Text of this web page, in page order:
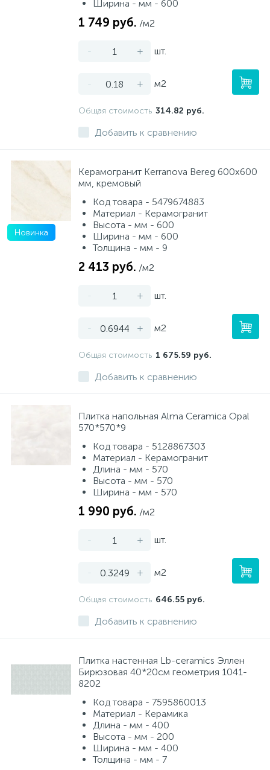
Ширина - мм - 600
1 749 руб. /м2
- + шт.
- + м2
Общая стоимость 314.82 руб.
Добавить к сравнению
Новинка
Керамогранит Kerranova Bereg 600x600
мм, кремовый
Код товара - 5479674883
Материал - Керамогранит
Высота - мм - 600
Ширина - мм - 600
Толщина - мм - 9
2 413 руб. /м2
- + шт.
- + м2
Общая стоимость 1 675.59 руб.
Добавить к сравнению
Плитка напольная Alma Ceramica Opal
570*570*9
Код товара - 5128867303
Материал - Керамогранит
Длина - мм - 570
Высота - мм - 570
Ширина - мм - 570
1 990 руб. /м2
- + шт.
- + м2
Общая стоимость 646.55 руб.
Добавить к сравнению
Плитка настенная Lb-ceramics Эллен
Бирюзовая 40*20см геометрия 1041-
8202
Код товара - 7595860013
Материал - Керамика
Длина - мм - 400
Высота - мм - 200
Ширина - мм - 400
Толщина - мм - 7